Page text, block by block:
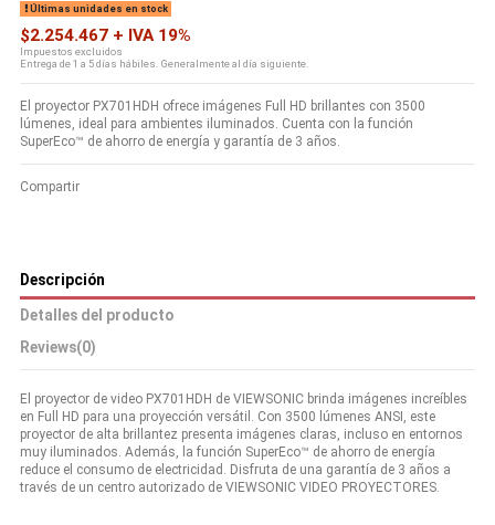
Últimas unidades en stock
$2.254.467 + IVA 19%
Impuestos excluidos
Entrega de 1 a 5 días hábiles. Generalmente al día siguiente.
El proyector PX701HDH ofrece imágenes Full HD brillantes con 3500
lúmenes, ideal para ambientes iluminados. Cuenta con la función
SuperEco™ de ahorro de energía y garantía de 3 años.
Compartir
Descripción
Detalles del producto
Reviews(0)
El proyector de video PX701HDH de VIEWSONIC brinda imágenes increíbles
en Full HD para una proyección versátil. Con 3500 lúmenes ANSI, este
proyector de alta brillantez presenta imágenes claras, incluso en entornos
muy iluminados. Además, la función SuperEco™ de ahorro de energía
reduce el consumo de electricidad. Disfruta de una garantía de 3 años a
través de un centro autorizado de VIEWSONIC VIDEO PROYECTORES.